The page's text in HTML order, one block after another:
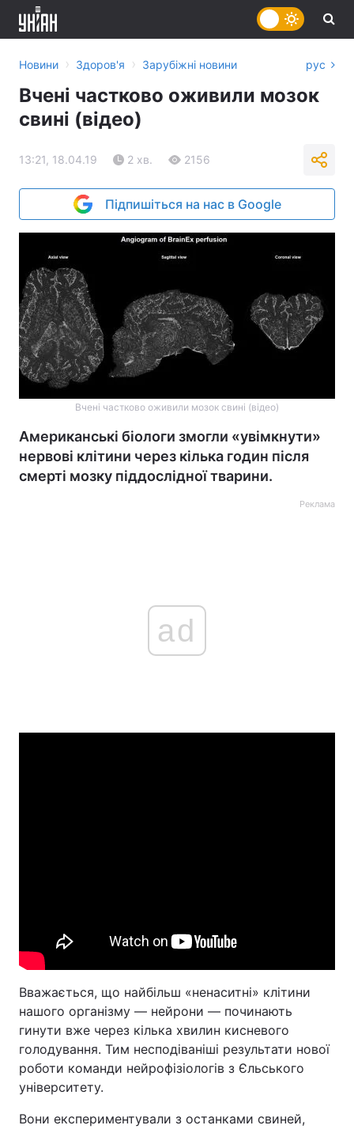
Зброя Інциденти
Цікавинки Погода
Екологія Регіони
Лонгріди
Новини › Здоров'я › Зарубіжні новини рус
Вчені частково оживили мозок
свині (відео)
13:21, 18.04.19 2 хв. 2156
Підпишіться на нас в Google
Вчені частково оживили мозок свині (відео)
Американські біологи змогли «увімкнути»
нервові клітини через кілька годин після
смерті мозку піддослідної тварини.
Реклама
ad
Вважається, що найбільш «ненаситні» клітини
нашого організму — нейрони — починають
гинути вже через кілька хвилин кисневого
голодування. Тим несподіваніші результати нової
роботи команди нейрофізіологів з Єльського
університету.
Вони експериментували з останками свиней,